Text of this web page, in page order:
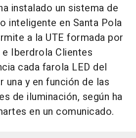
instalado un sistema de
inteligente en Santa Pola
a la UTE formada por
Iberdrola Clientes
cada farola LED del
una y en función de las
de iluminación, según ha
en un comunicado.